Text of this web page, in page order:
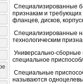
Специализированные
признакам и требующих
фланцев, дисков,
Специализированные
технологическим
Универсально-
специальное
Специальные
называются